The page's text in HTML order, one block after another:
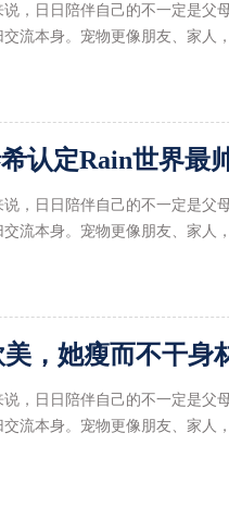
，日日陪伴自己的不一定是父
流本身。宠物更像朋友、家人
认定Rain世界最
，日日陪伴自己的不一定是父
流本身。宠物更像朋友、家人
，日日陪伴自己的不一定是父
流本身。宠物更像朋友、家人